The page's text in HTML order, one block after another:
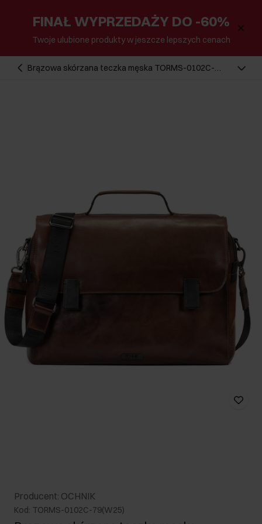
FINAŁ WYPRZEDAŻY DO -60%
Twoje ulubione produkty w jeszcze lepszych cenach
Brązowa skórzana teczka męska TORMS-0102C-
Producent: OCHNIK
Kod: TORMS-0102C-79(W25)